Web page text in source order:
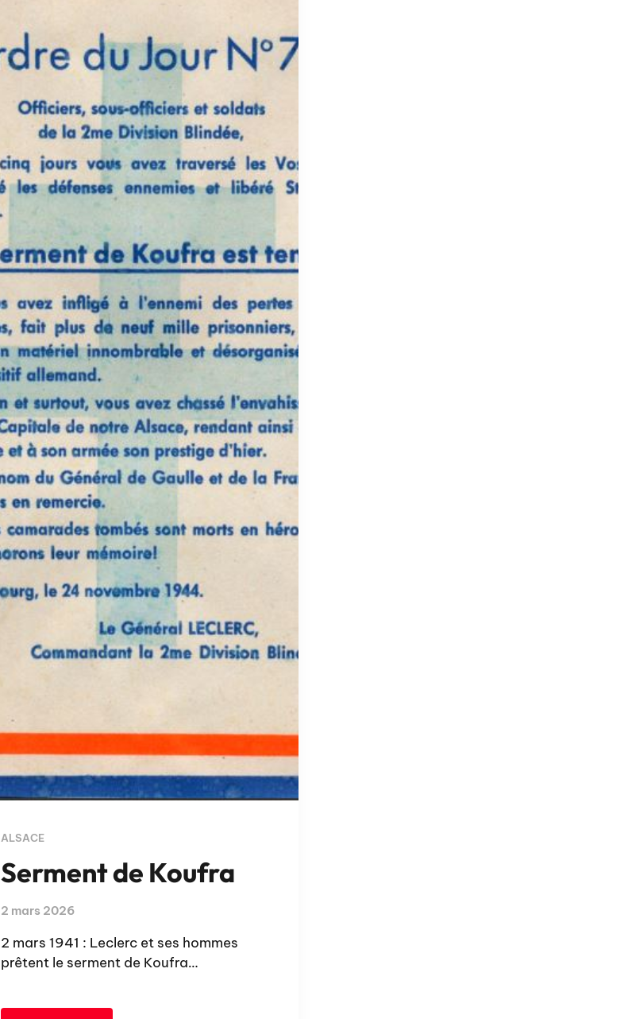
ALSACE
Serment de Koufra
2 mars 2026
2 mars 1941 : Leclerc et ses hommes
prêtent le serment de Koufra…